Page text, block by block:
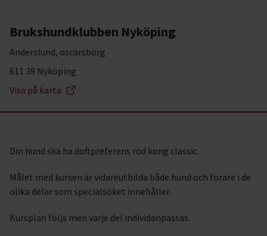
Brukshundklubben Nyköping
Anderslund, oscarsborg
611 39 Nyköping
Visa på karta
Din hund ska ha doftpreferens röd kong classic.
Målet med kursen är vidareutbilda både hund och förare i de
olika delar som specialsöket innehåller.
Kursplan följs men varje del individanpassas.